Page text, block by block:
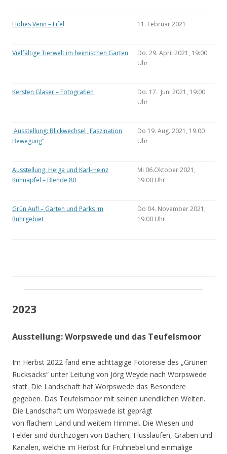
Hohes Venn – Eifel 11. Februar 2021
Vielfältige Tierwelt im heimischen Garten
Do. 29. April 2021, 19:00
Uhr
Kersten Glaser – Fotografien
Do. 17. Juni 2021, 19:00
Uhr
Ausstellung: Blickwechsel „Faszination
Bewegung“
Do 19. Aug. 2021, 19:00
Uhr
Ausstellung: Helga und Karl-Heinz
Kühnapfel – Blende 80
Mi 06.Oktober 2021,
19.00 Uhr
Grün Auf! – Gärten und Parks im
Ruhrgebiet
Do 04. November 2021,
19:00 Uhr
2023
Ausstellung: Worpswede und das Teufelsmoor
Im Herbst 2022 fand eine achttägige Fotoreise des „Grünen
Rucksacks“ unter Leitung von Jörg Weyde nach Worpswede
statt. Die Landschaft hat Worpswede das Besondere
gegeben. Das Teufelsmoor mit seinen unendlichen Weiten.
Die Landschaft um Worpswede ist geprägt
von flachem Land und weitem Himmel. Die Wiesen und
Felder sind durchzogen von Bächen, Flussläufen, Gräben und
Kanälen, welche im Herbst für Frühnebel und einmalige